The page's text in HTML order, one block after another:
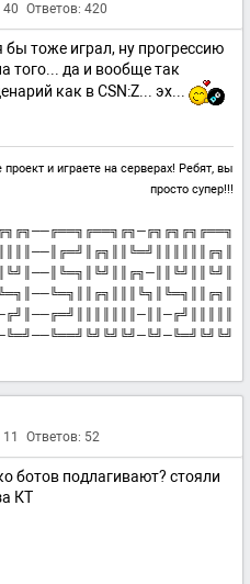
40 Ответов: 420
бы тоже играл, ну прогрессию
того... да и вообще так
как в CSN:Z... эх...
и играете на серверах! Ребят, вы
просто супер!!!
Ответов: 52
ботов подлагивают? стояли
КТ